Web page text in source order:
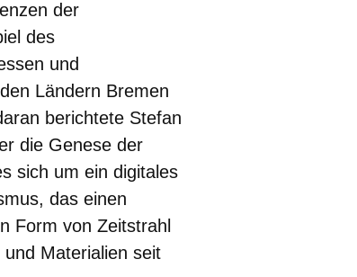
der
des
und
Ländern Bremen
berichtete Stefan
die Genese der
sich um ein digitales
das einen
Form von Zeitstrahl
Materialien seit